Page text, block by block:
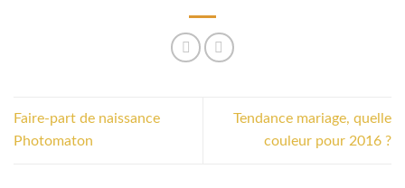
Faire-part de naissance
Photomaton
Tendance mariage, quelle
couleur pour 2016 ?